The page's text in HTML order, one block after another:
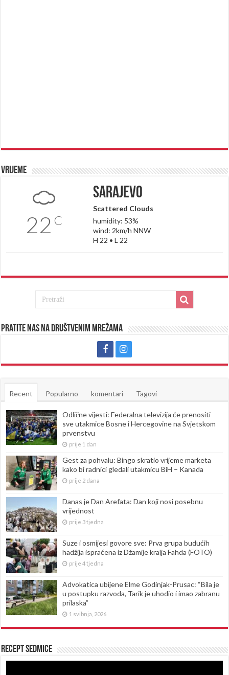
Vrijeme
22 C
Sarajevo
Scattered Clouds
humidity: 53%
wind: 2km/h NNW
H 22 • L 22
Pratite nas na društvenim mrežama
Recent Popularno komentari Tagovi
Odlične vijesti: Federalna televizija će prenositi
sve utakmice Bosne i Hercegovine na Svjetskom
prvenstvu
prije 1 dan
Gest za pohvalu: Bingo skratio vrijeme marketa
kako bi radnici gledali utakmicu BiH – Kanada
prije 2 dana
Danas je Dan Arefata: Dan koji nosi posebnu
vrijednost
prije 3 tjedna
Suze i osmijesi govore sve: Prva grupa budućih
hadžija ispraćena iz Džamije kralja Fahda (FOTO)
prije 4 tjedna
Advokatica ubijene Elme Godinjak-Prusac: “Bila je
u postupku razvoda, Tarik je uhodio i imao zabranu
prilaska”
1 svibnja, 2026
Recept sedmice